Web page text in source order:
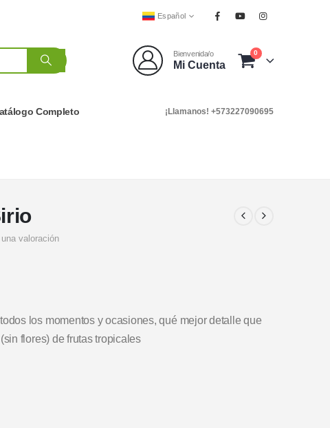
Español
Bienvenida/o
Mi Cuenta
0
Completo ¡Llamanos! +573227090695
valoración
los momentos y ocasiones, qué mejor detalle que
flores) de frutas tropicales